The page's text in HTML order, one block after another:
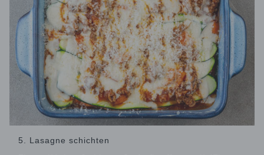
5. Lasagne schichten